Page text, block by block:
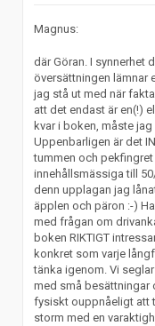
Magnus:
där Göran. I synnerhet
översättningen lämnar
jag stå ut med när
att det endast är en(!)
kvar i boken, måste
Uppenbarligen är det
tummen och
innehållsmässiga till
denn upplagan jag
äpplen och päron :-)
med frågan om
boken RIKTIGT
konkret som varje
tänka igenom. Vi
med små besättningar
fysiskt ouppnåeligt att
storm med en